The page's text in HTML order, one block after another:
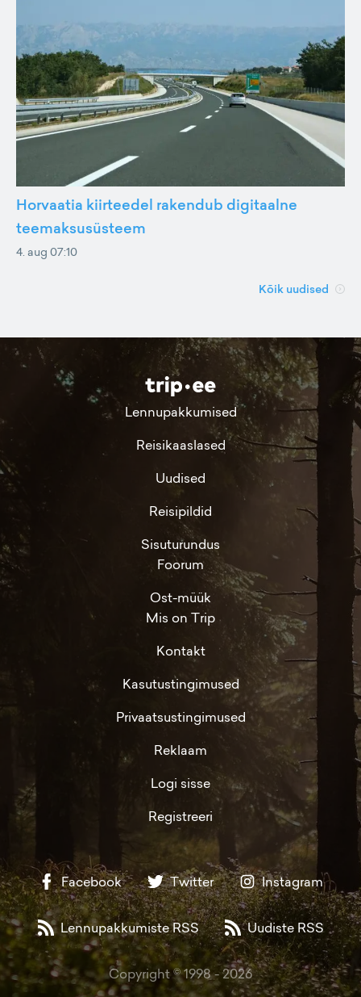
Horvaatia kiirteedel rakendub digitaalne
teemaksusüsteem
4. aug 07:10
Kõik uudised
Lennupakkumised
Reisikaaslased
Uudised
Reisipildid
Sisuturundus
Foorum
Ost-müük
Mis on Trip
Kontakt
Kasutustingimused
Privaatsustingimused
Reklaam
Logi sisse
Registreeri
Facebook Twitter Instagram
Lennupakkumiste RSS Uudiste RSS
Copyright © 1998 -2026